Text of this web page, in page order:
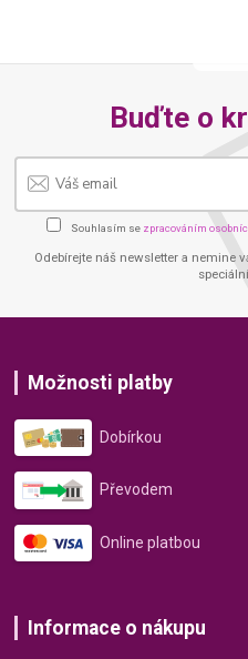
Buďte o
Souhlasím se zpracováním
Odebírejte náš newsletter a nemine
Možnosti platby
Dobírkou
Převodem
Online platbou
Informace o nákupu